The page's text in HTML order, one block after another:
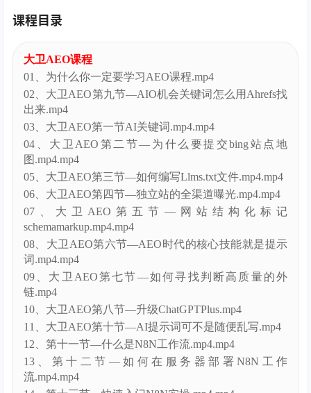
课程目录
大卫AEO课程
01、为什么你一定要学习AEO课程.mp4
02、大卫AEO第九节—AIO机会关键词怎么用Ahrefs找
出来.mp4
03、大卫AEO第一节AI关键词.mp4.mp4
04、大卫AEO第二节—为什么要提交bing站点地
图.mp4.mp4
05、大卫AEO第三节—如何编写Llms.txt文件.mp4.mp4
06、大卫AEO第四节—独立站的全渠道曝光.mp4.mp4
07、大卫AEO第五节—网站结构化标记
schemamarkup.mp4.mp4
08、大卫AEO第六节—AEO时代的核心技能就是提示
词.mp4.mp4
09、大卫AEO第七节—如何寻找判断高质量的外
链.mp4
10、大卫AEO第八节—升级ChatGPTPlus.mp4
11、大卫AEO第十节—AI提示词可不是随便乱写.mp4
12、第十一节—什么是N8N工作流.mp4.mp4
13、第十二节—如何在服务器部署N8N工作
流.mp4.mp4